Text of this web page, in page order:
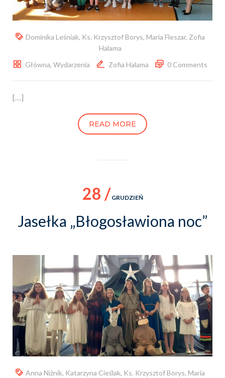
Dominika Leśniak, Ks. Krzysztof Borys, Maria Fleszar, Zofia
Halama
Główna, Wydarzenia Zofia Halama 0 Comments
[…]
READ MORE
28 / GRUDZIEŃ
Jasełka „Błogosławiona noc”
Anna Niżnik, Katarzyna Cieślak, Ks. Krzysztof Borys, Maria